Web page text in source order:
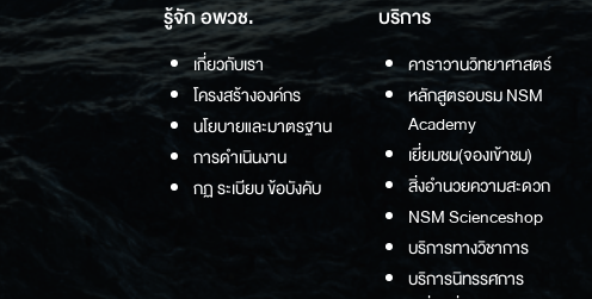
รู้จัก อพวช.
เกี่ยวกับเรา
โครงสร้างองค์กร
นโยบายและมาตรฐาน
การดำเนินงาน
กฏ ระเบียบ ข้อบังคับ
บริการ
คาราวานวิทยาศาสตร์
หลักสูตรอบรม NSM
Academy
เยี่ยมชม(จองเข้าชม)
สิ่งอำนวยความสะดวก
NSM Scienceshop
บริการทางวิชาการ
บริการนิทรรศการ